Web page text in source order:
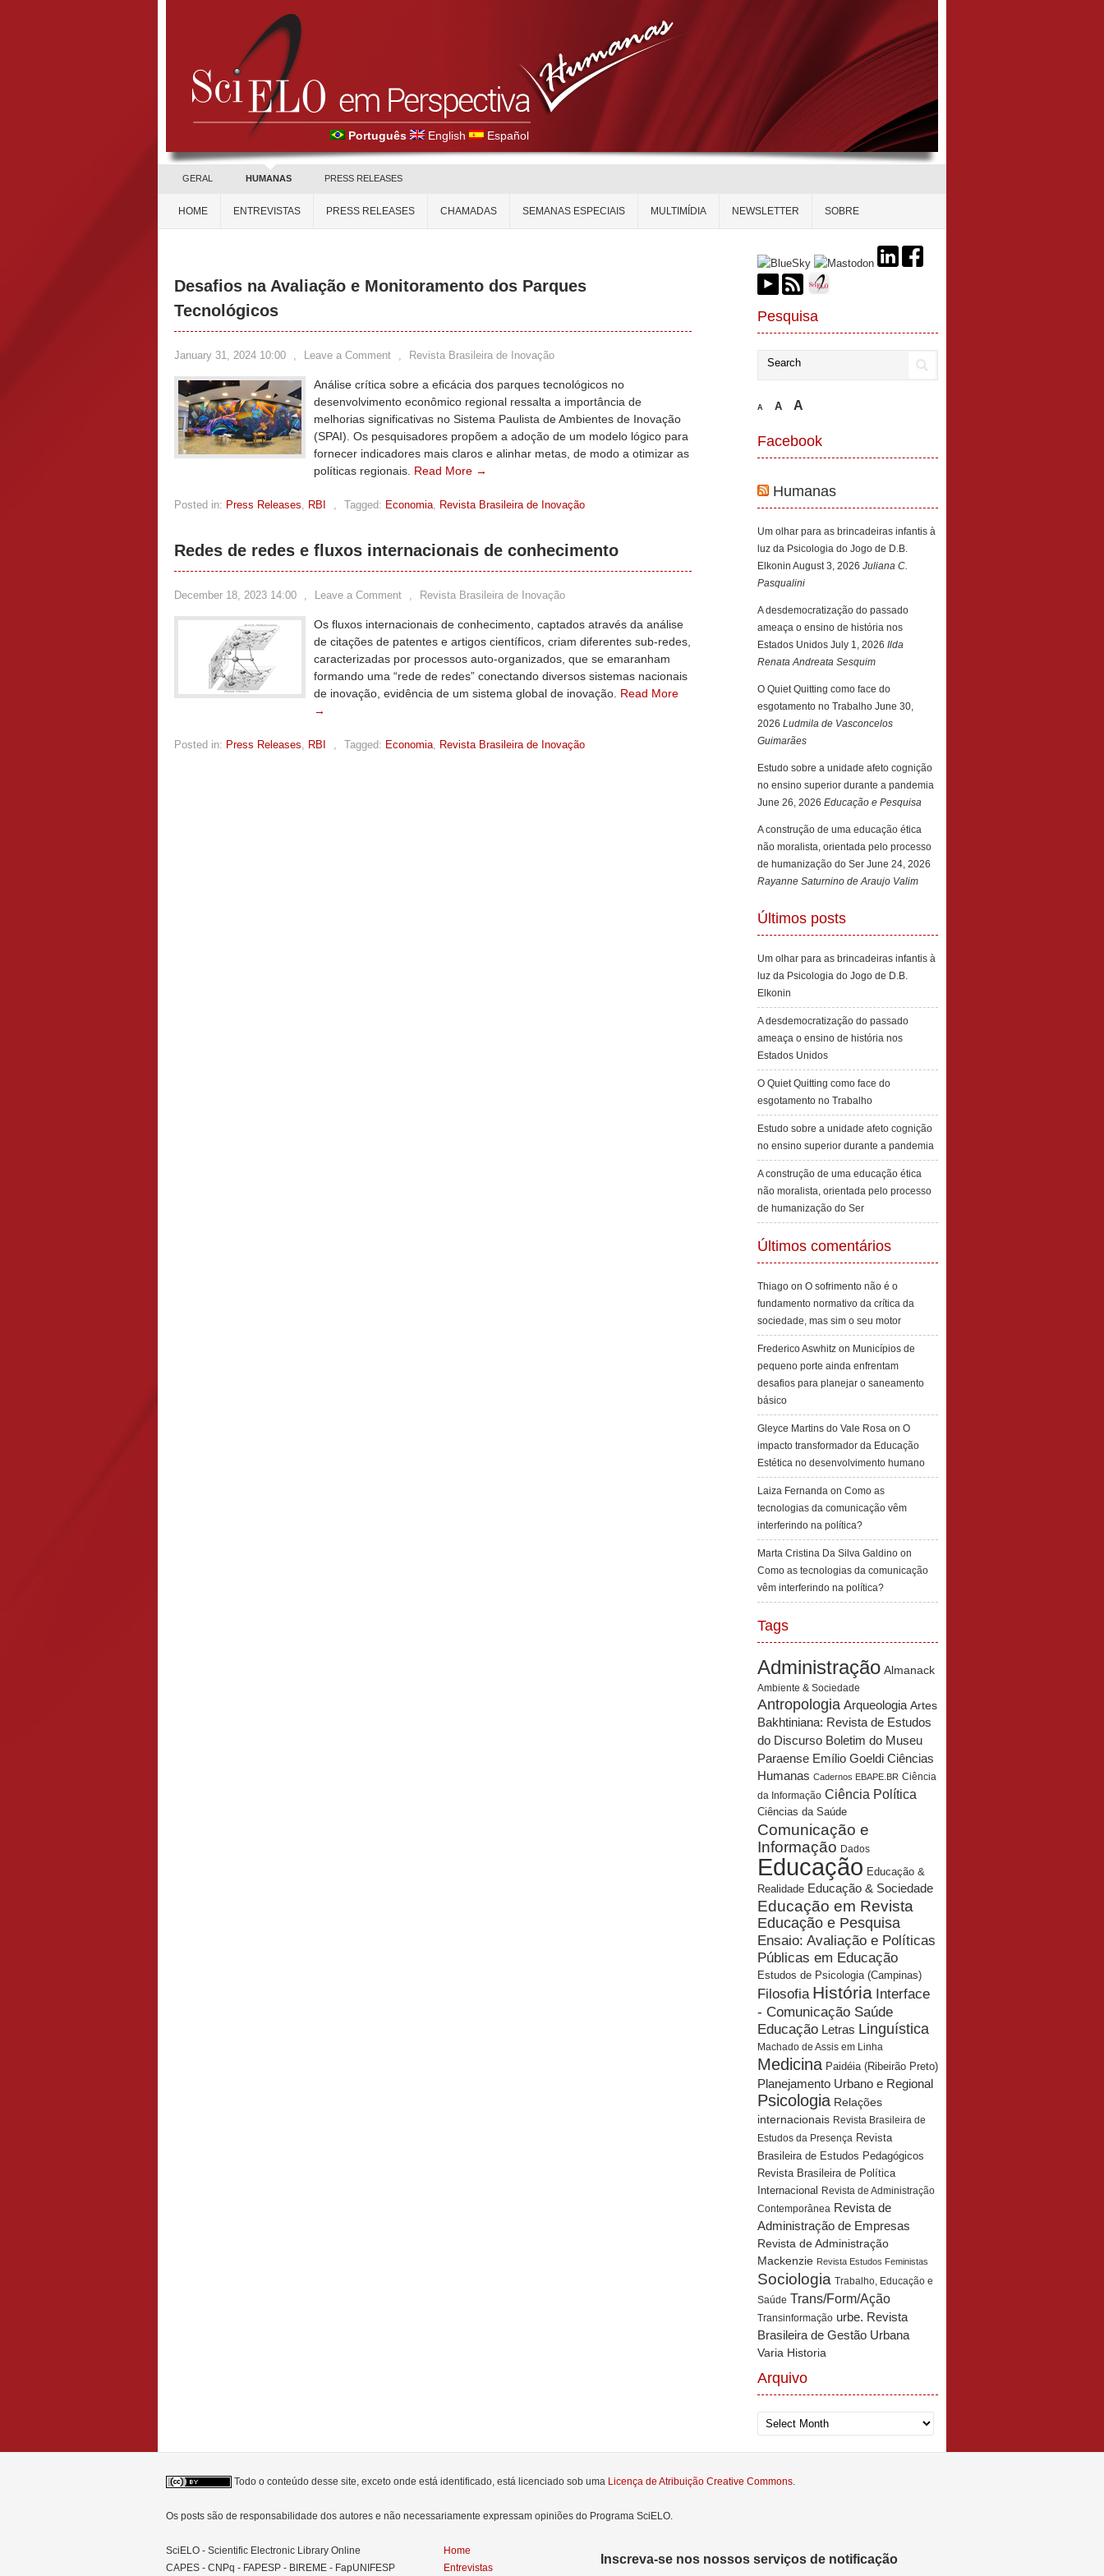
Português English Español
GERAL HUMANAS PRESS RELEASES
HOME ENTREVISTAS PRESS RELEASES CHAMADAS SEMANAS ESPECIAIS MULTIMÍDIA NEWSLETTER SOBRE
Desafios na Avaliação e Monitoramento dos Parques
Tecnológicos
January 31, 2024 10:00 , Leave a Comment , Revista Brasileira de Inovação
Análise crítica sobre a eficácia dos parques tecnológicos no
desenvolvimento econômico regional ressalta a importância de
melhorias significativas no Sistema Paulista de Ambientes de Inovação
(SPAI). Os pesquisadores propõem a adoção de um modelo lógico para
fornecer indicadores mais claros e alinhar metas, de modo a otimizar as
políticas regionais. Read More →
Posted in: Press Releases, RBI , Tagged: Economia, Revista Brasileira de Inovação
Redes de redes e fluxos internacionais de conhecimento
December 18, 2023 14:00 , Leave a Comment , Revista Brasileira de Inovação
Os fluxos internacionais de conhecimento, captados através da análise
de citações de patentes e artigos científicos, criam diferentes sub-redes,
caracterizadas por processos auto-organizados, que se emaranham
formando uma “rede de redes” conectando diversos sistemas nacionais
de inovação, evidência de um sistema global de inovação. Read More
→
Posted in: Press Releases, RBI , Tagged: Economia, Revista Brasileira de Inovação
Pesquisa
A A A
Facebook
Humanas
Um olhar para as brincadeiras infantis à
luz da Psicologia do Jogo de D.B.
Elkonin August 3, 2026 Juliana C.
Pasqualini
A desdemocratização do passado
ameaça o ensino de história nos
Estados Unidos July 1, 2026 Ilda
Renata Andreata Sesquim
O Quiet Quitting como face do
esgotamento no Trabalho June 30,
2026 Ludmila de Vasconcelos
Guimarães
Estudo sobre a unidade afeto cognição
no ensino superior durante a pandemia
June 26, 2026 Educação e Pesquisa
A construção de uma educação ética
não moralista, orientada pelo processo
de humanização do Ser June 24, 2026
Rayanne Saturnino de Araujo Valim
Últimos posts
Um olhar para as brincadeiras infantis à
luz da Psicologia do Jogo de D.B.
Elkonin
A desdemocratização do passado
ameaça o ensino de história nos
Estados Unidos
O Quiet Quitting como face do
esgotamento no Trabalho
Estudo sobre a unidade afeto cognição
no ensino superior durante a pandemia
A construção de uma educação ética
não moralista, orientada pelo processo
de humanização do Ser
Últimos comentários
Thiago on O sofrimento não é o
fundamento normativo da crítica da
sociedade, mas sim o seu motor
Frederico Aswhitz on Municípios de
pequeno porte ainda enfrentam
desafios para planejar o saneamento
básico
Gleyce Martins do Vale Rosa on O
impacto transformador da Educação
Estética no desenvolvimento humano
Laiza Fernanda on Como as
tecnologias da comunicação vêm
interferindo na política?
Marta Cristina Da Silva Galdino on
Como as tecnologias da comunicação
vêm interferindo na política?
Tags
Administração Almanack
Ambiente & Sociedade
Antropologia Arqueologia Artes
Bakhtiniana: Revista de Estudos
do Discurso Boletim do Museu
Paraense Emílio Goeldi Ciências
Humanas Cadernos EBAPE.BR Ciência
da Informação Ciência Política
Ciências da Saúde
Comunicação e
Informação Dados
Educação Educação &
Realidade Educação & Sociedade
Educação em Revista
Educação e Pesquisa
Ensaio: Avaliação e Políticas
Públicas em Educação
Estudos de Psicologia (Campinas)
Filosofia História Interface
- Comunicação Saúde
Educação Letras Linguística
Machado de Assis em Linha
Medicina Paidéia (Ribeirão Preto)
Planejamento Urbano e Regional
Psicologia Relações
internacionais Revista Brasileira de
Estudos da Presença Revista
Brasileira de Estudos Pedagógicos
Revista Brasileira de Política
Internacional Revista de Administração
Contemporânea Revista de
Administração de Empresas
Revista de Administração
Mackenzie Revista Estudos Feministas
Sociologia Trabalho, Educação e
Saúde Trans/Form/Ação
Transinformação urbe. Revista
Brasileira de Gestão Urbana
Varia Historia
Arquivo
Arquivo
Todo o conteúdo desse site, exceto onde está identificado, está licenciado sob uma Licença de Atribuição Creative Commons.
Os posts são de responsabilidade dos autores e não necessariamente expressam opiniões do Programa SciELO.
SciELO - Scientific Electronic Library Online
CAPES - CNPq - FAPESP - BIREME - FapUNIFESP
Home
Entrevistas
Inscreva-se nos nossos serviços de notificação